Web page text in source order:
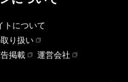
トについて
り扱い
掲載
運営会社